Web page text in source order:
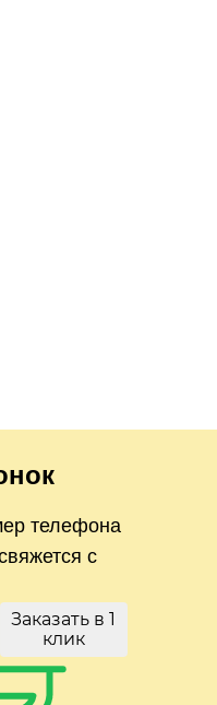
телефона
с
Заказать в 1
клик